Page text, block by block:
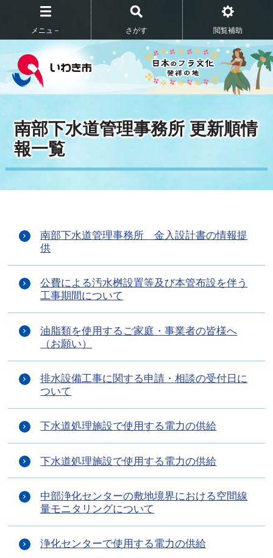
メニュ－ さがす 閲覧補助
南部下水道管理事務所 更新順情
報一覧
南部下水道管理事務所 金入設計書の情報提
供
公費による汚水桝設置等及び本管布設を伴う
工事期間について
油脂類を使用するご家庭・事業者の皆様へ
（お願い）
排水設備工事に関する申請・相談の受付日に
ついて
下水道処理施設で使用する電力の供給
下水道処理施設で使用する電力の供給
中部浄化センターの敷地境界における空間線
量モニタリングについて
浄化センターで使用する電力の供給